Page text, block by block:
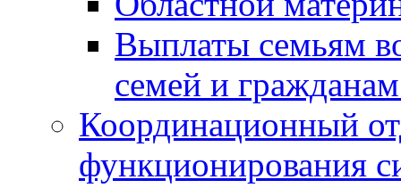
Выплаты семьям
семей и
Координационный
функционирования